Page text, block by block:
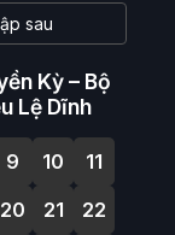
sau
Kỳ – Bộ
Lệ Dĩnh
9 10
11
20 21
22